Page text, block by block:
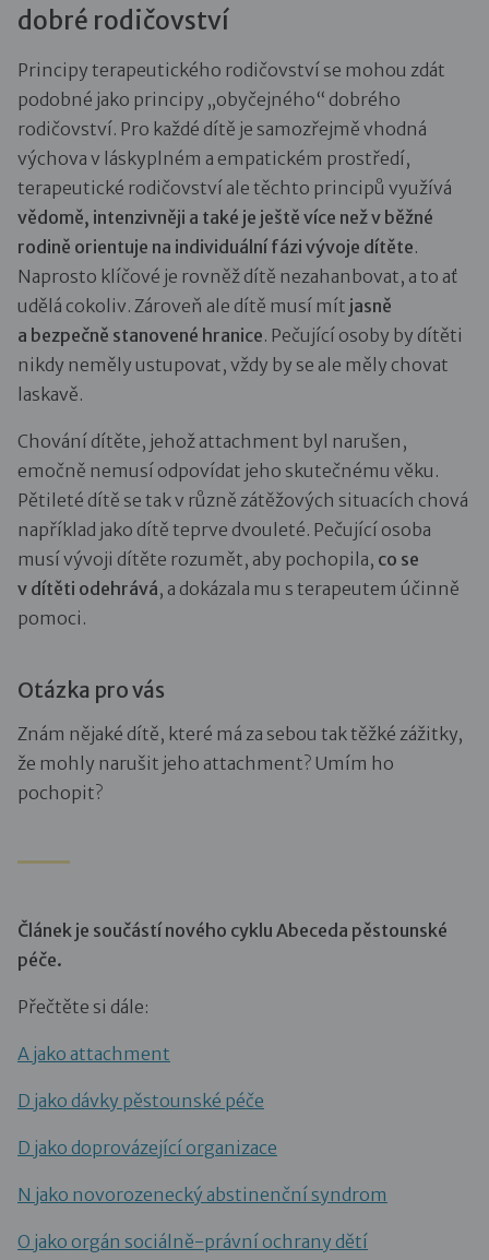
dobré rodičovství
Principy terapeutického rodičovství se mohou zdát
podobné jako principy „obyčejného“ dobrého
rodičovství. Pro každé dítě je samozřejmě vhodná
výchova v láskyplném a empatickém prostředí,
terapeutické rodičovství ale těchto principů využívá
vědomě, intenzivněji a také je ještě více než v běžné
rodině orientuje na individuální fázi vývoje dítěte.
Naprosto klíčové je rovněž dítě nezahanbovat, a to ať
udělá cokoliv. Zároveň ale dítě musí mít jasně
a bezpečně stanovené hranice. Pečující osoby by dítěti
nikdy neměly ustupovat, vždy by se ale měly chovat
laskavě.
Chování dítěte, jehož attachment byl narušen,
emočně nemusí odpovídat jeho skutečnému věku.
Pětileté dítě se tak v různě zátěžových situacích chová
například jako dítě teprve dvouleté. Pečující osoba
musí vývoji dítěte rozumět, aby pochopila, co se
v dítěti odehrává, a dokázala mu s terapeutem účinně
pomoci.
Otázka pro vás
Znám nějaké dítě, které má za sebou tak těžké zážitky,
že mohly narušit jeho attachment? Umím ho
pochopit?
Článek je součástí nového cyklu Abeceda pěstounské
péče.
Přečtěte si dále:
A jako attachment
D jako dávky pěstounské péče
D jako doprovázející organizace
N jako novorozenecký abstinenční syndrom
O jako orgán sociálně-právní ochrany dětí